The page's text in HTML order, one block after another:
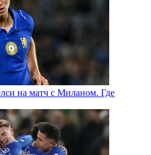
на матч с Миланом. Где